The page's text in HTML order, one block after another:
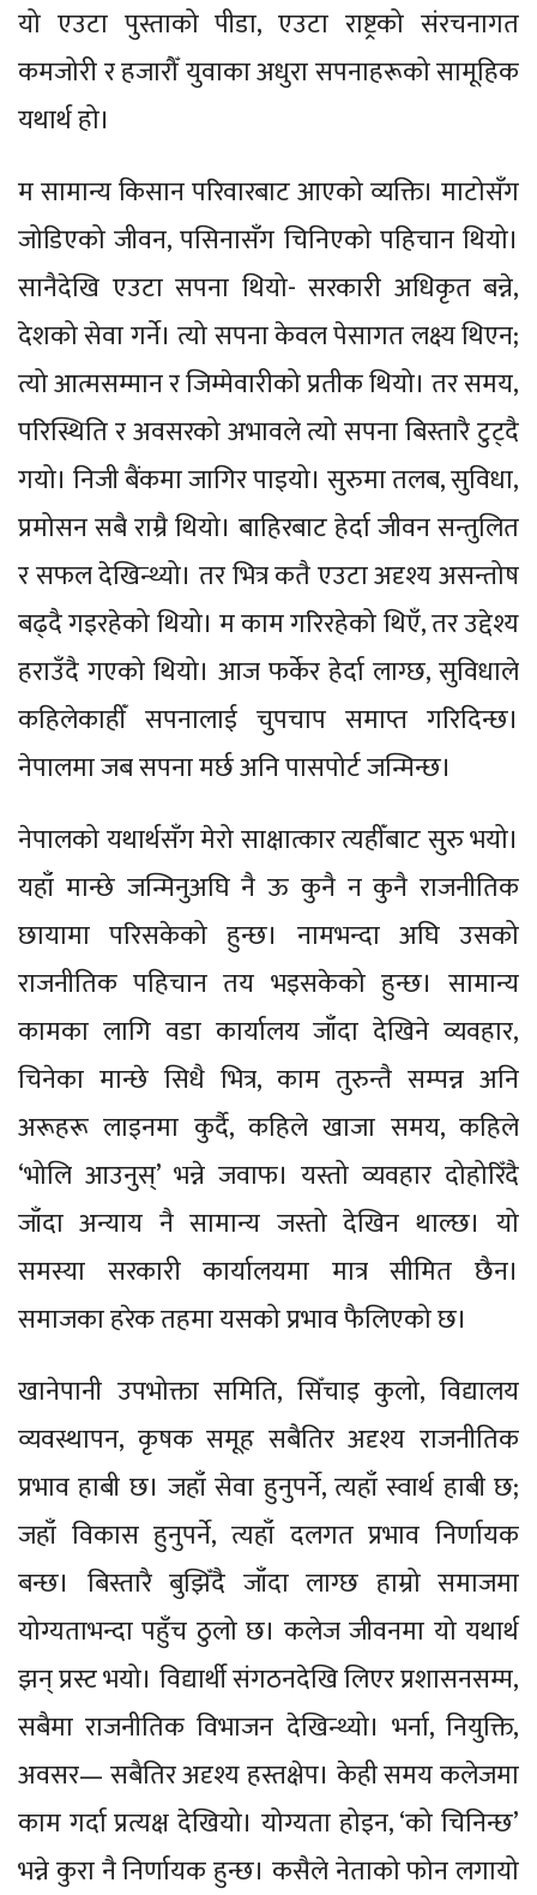
यो एउटा पुस्ताको पीडा, एउटा राष्ट्रको संरचनागत
कमजोरी र हजारौँ युवाका अधुरा सपनाहरूको सामूहिक
यथार्थ हो।
म सामान्य किसान परिवारबाट आएको व्यक्ति। माटोसँग
जोडिएको जीवन, पसिनासँग चिनिएको पहिचान थियो।
सानैदेखि एउटा सपना थियो- सरकारी अधिकृत बन्ने,
देशको सेवा गर्ने। त्यो सपना केवल पेसागत लक्ष्य थिएन;
त्यो आत्मसम्मान र जिम्मेवारीको प्रतीक थियो। तर समय,
परिस्थिति र अवसरको अभावले त्यो सपना बिस्तारै टुट्दै
गयो। निजी बैंकमा जागिर पाइयो। सुरुमा तलब, सुविधा,
प्रमोसन सबै राम्रै थियो। बाहिरबाट हेर्दा जीवन सन्तुलित
र सफल देखिन्थ्यो। तर भित्र कतै एउटा अदृश्य असन्तोष
बढ्दै गइरहेको थियो। म काम गरिरहेको थिएँ, तर उद्देश्य
हराउँदै गएको थियो। आज फर्केर हेर्दा लाग्छ, सुविधाले
कहिलेकाहीँ सपनालाई चुपचाप समाप्त गरिदिन्छ।
नेपालमा जब सपना मर्छ अनि पासपोर्ट जन्मिन्छ।
नेपालको यथार्थसँग मेरो साक्षात्कार त्यहीँबाट सुरु भयो।
यहाँ मान्छे जन्मिनुअघि नै ऊ कुनै न कुनै राजनीतिक
छायामा परिसकेको हुन्छ। नामभन्दा अघि उसको
राजनीतिक पहिचान तय भइसकेको हुन्छ। सामान्य
कामका लागि वडा कार्यालय जाँदा देखिने व्यवहार,
चिनेका मान्छे सिधै भित्र, काम तुरुन्तै सम्पन्न अनि
अरूहरू लाइनमा कुर्दै, कहिले खाजा समय, कहिले
‘भोलि आउनुस्’ भन्ने जवाफ। यस्तो व्यवहार दोहोरिँदै
जाँदा अन्याय नै सामान्य जस्तो देखिन थाल्छ। यो
समस्या सरकारी कार्यालयमा मात्र सीमित छैन।
समाजका हरेक तहमा यसको प्रभाव फैलिएको छ।
खानेपानी उपभोक्ता समिति, सिँचाइ कुलो, विद्यालय
व्यवस्थापन, कृषक समूह सबैतिर अदृश्य राजनीतिक
प्रभाव हाबी छ। जहाँ सेवा हुनुपर्ने, त्यहाँ स्वार्थ हाबी छ;
जहाँ विकास हुनुपर्ने, त्यहाँ दलगत प्रभाव निर्णायक
बन्छ। बिस्तारै बुझिँदै जाँदा लाग्छ हाम्रो समाजमा
योग्यताभन्दा पहुँच ठुलो छ। कलेज जीवनमा यो यथार्थ
झन् प्रस्ट भयो। विद्यार्थी संगठनदेखि लिएर प्रशासनसम्म,
सबैमा राजनीतिक विभाजन देखिन्थ्यो। भर्ना, नियुक्ति,
अवसर— सबैतिर अदृश्य हस्तक्षेप। केही समय कलेजमा
काम गर्दा प्रत्यक्ष देखियो। योग्यता होइन, ‘को चिनिन्छ’
भन्ने कुरा नै निर्णायक हुन्छ। कसैले नेताको फोन लगायो